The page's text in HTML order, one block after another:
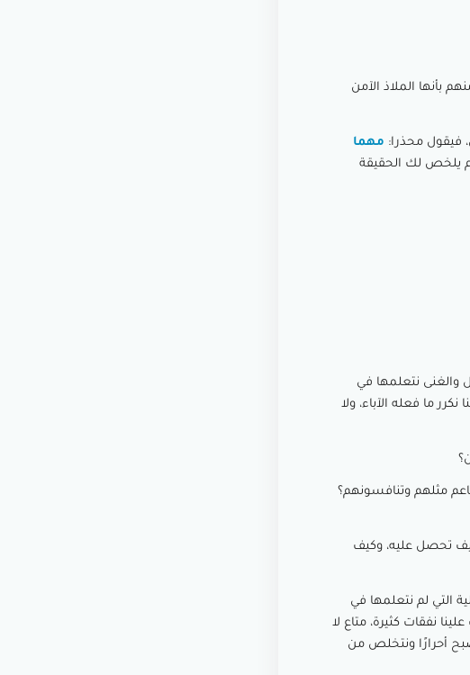
بأنها الملاذ الآمن
فيقول محذرا: مهما
يلخص لك الحقيقة
والغنى نتعلمها في
ما فعله الآباء، ولا
مثلهم وتنافسونهم؟
تحصل عليه، وكيف
التي لم نتعلمها في
نفقات كثيرة، متاع لا
أحرارًا ونتخلص من